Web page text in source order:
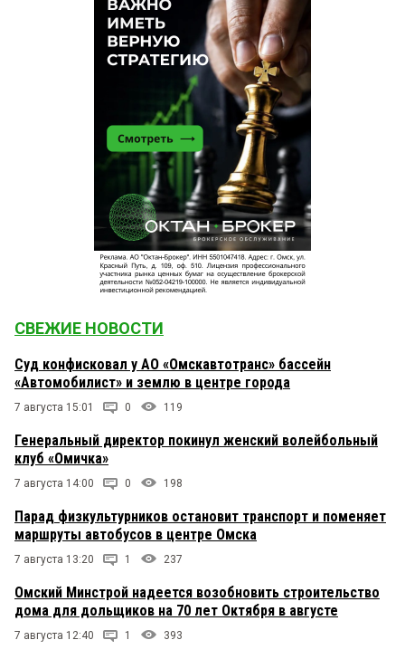
СВЕЖИЕ НОВОСТИ
Суд конфисковал у АО «Омскавтотранс» бассейн
«Автомобилист» и землю в центре города
7 августа 15:01 0 119
Генеральный директор покинул женский волейбольный
клуб «Омичка»
7 августа 14:00 0 198
Парад физкультурников остановит транспорт и поменяет
маршруты автобусов в центре Омска
7 августа 13:20 1 237
Омский Минстрой надеется возобновить строительство
дома для дольщиков на 70 лет Октября в августе
7 августа 12:40 1 393